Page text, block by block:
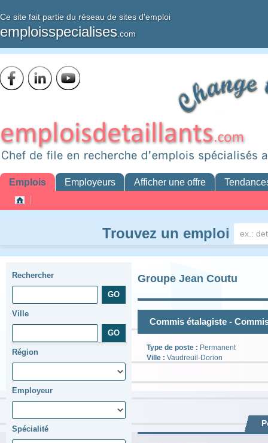
Ce site fait partie du réseau de sites d'emploi
emploisspecialises .com
Emplois Employeurs Afficher une offre
Trouvez un emploi
Rechercher
Ville
Région
Employeur
Spécialité
Groupe Jean Coutu
Commis étalagiste -
Type de poste : Permanent
Ville : Vaudreuil-Dorion